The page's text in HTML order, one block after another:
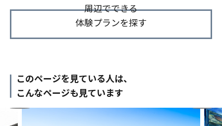
周辺でできる
体験プランを探す
このページを見ている人は、
こんなページも見ています